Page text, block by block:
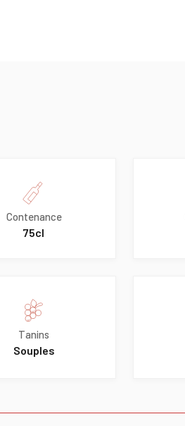
Contenance
75cl
Tanins
Souples